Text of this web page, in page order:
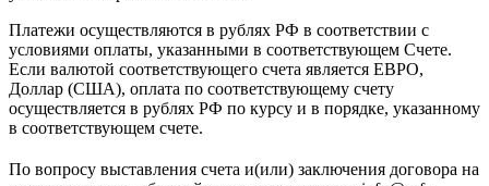
Платежи осуществляются в рублях РФ в соответствии с
условиями оплаты, указанными в соответствующем Счете.
Если валютой соответствующего счета является ЕВРО,
Доллар (США), оплата по соответствующему cчету
осуществляется в рублях РФ по курсу и в порядке, указанному
в соответствующем cчете.
По вопросу выставления счета и(или) заключения договора на